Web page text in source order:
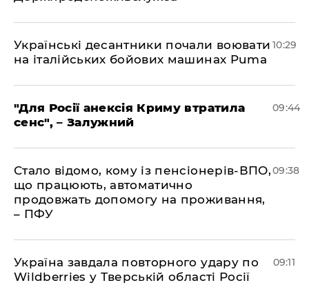
Українські десантники почали воювати
на італійських бойових машинах Puma
10:29
"Для Росії анексія Криму втратила
сенс", – Залужний
09:44
Стало відомо, кому із пенсіонерів-ВПО,
що працюють, автоматично
продовжать допомогу на проживання,
– ПФУ
09:38
Україна завдала повторного удару по
Wildberries у Тверській області Росії
09:11